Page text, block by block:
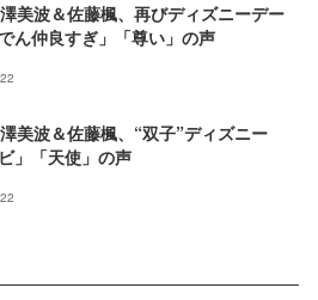
美波＆佐藤楓、再びディズニーデー
ん仲良すぎ」「尊い」の声
美波＆佐藤楓、“双子”ディズニー
」「天使」の声